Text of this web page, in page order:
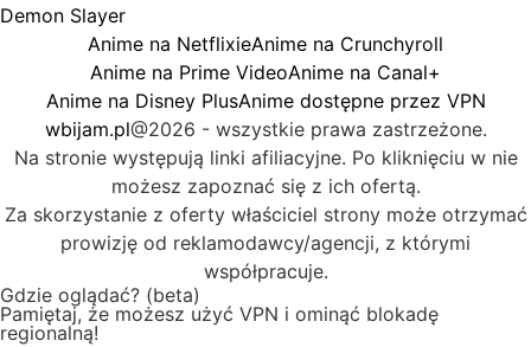
Demon Slayer
Anime na NetflixieAnime na Crunchyroll
Anime na Prime VideoAnime na Canal+
Anime na Disney PlusAnime dostępne przez VPN
wbijam.pl@2026 - wszystkie prawa zastrzeżone.
Na stronie występują linki afiliacyjne. Po kliknięciu w nie
możesz zapoznać się z ich ofertą.
Za skorzystanie z oferty właściciel strony może otrzymać
prowizję od reklamodawcy/agencji, z którymi
współpracuje.
Gdzie oglądać? (beta)
Pamiętaj, że możesz użyć VPN i ominąć blokadę
regionalną!